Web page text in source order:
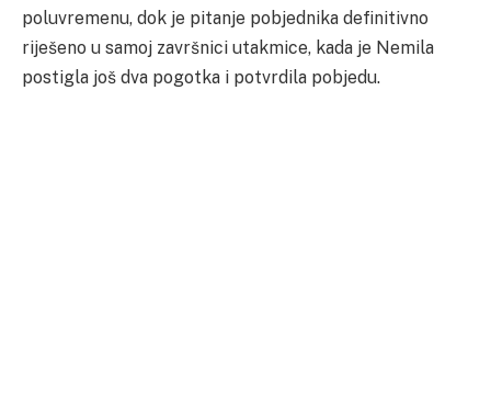
poluvremenu, dok je pitanje pobjednika definitivno
riješeno u samoj završnici utakmice, kada je Nemila
postigla još dva pogotka i potvrdila pobjedu.